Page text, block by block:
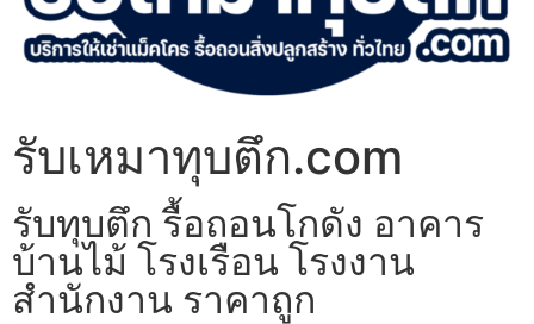
รับเหมาทุบตึก.com
รับทุบตึก รื้อถอนโกดัง อาคาร
บ้านไม้ โรงเรือน โรงงาน
สำนักงาน ราคาถูก